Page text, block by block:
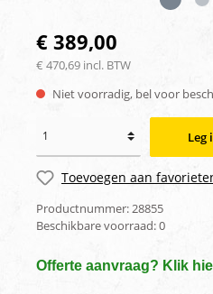
€ 389,00
€ 470,69 incl. BTW
Niet voorradig, bel voor
Leg
Toevoegen aan
Productnummer:28855
Beschikbare voorraad:0
Offerte aanvraag? Klik